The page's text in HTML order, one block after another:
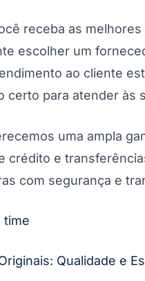
receba as
escolher um
ao cliente
certo para atender às
uma ampla
crédito e
com segurança e
time
Qualidade e